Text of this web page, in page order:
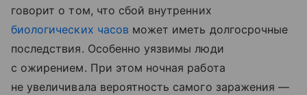
говорит о том, что сбой внутренних
биологических часов может иметь долгосрочные
последствия. Особенно уязвимы люди
с ожирением. При этом ночная работа
не увеличивала вероятность самого заражения —